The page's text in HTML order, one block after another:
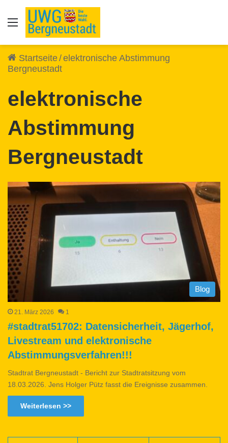
Auswahl
Startseite/elektronische Abstimmung
Bergneustadt
elektronische
Abstimmung
Bergneustadt
Blog
21. März 2026 1
#stadtrat51702: Datensicherheit, Jägerhof,
Livestream und elektronische
Abstimmungsverfahren!!!
Stadtrat Bergneustadt - Bericht zur Stadtratsitzung vom
18.03.2026. Jens Holger Pütz fasst die Ereignisse zusammen.
Weiterlesen >>